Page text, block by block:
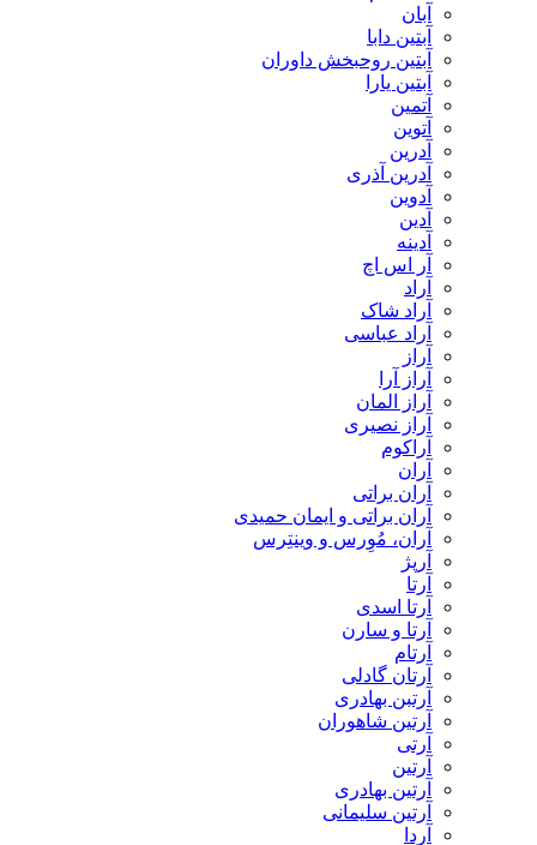
آبان
آبتین دابا
آبتین روحبخش داوران
آبتین یارا
آتمین
آتوین
آدرین
آدرین آذری
آدوین
آدین
آدینه
آر اس اچ
آراد
آراد شاک
آراد عباسی
آراز
آراز آرا
آراز المان
آراز نصیری
آراکوم
آران
آران براتی
آران براتی و ایمان حمیدی
آران، مُوِرس و وینتِرس
آرپژ
آرتا
آرتا اسدی
آرتا و سارن
آرتام
آرتان گادلی
آرتبن بهادری
آرتين شاهوران
آرتی
آرتین
آرتین بهادری
آرتین سلیمانی
آردا